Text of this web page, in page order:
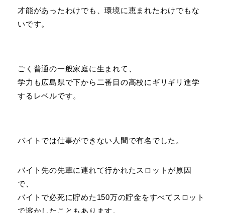
才能があったわけでも、環境に恵まれたわけでもな
いです。
ごく普通の一般家庭に生まれて、
学力も広島県で下から二番目の高校にギリギリ進学
するレベルです。
バイトでは仕事ができない人間で有名でした。
バイト先の先輩に連れて行かれたスロットが原因
で、
バイトで必死に貯めた150万の貯金をすべてスロット
で溶かしたこともあります。